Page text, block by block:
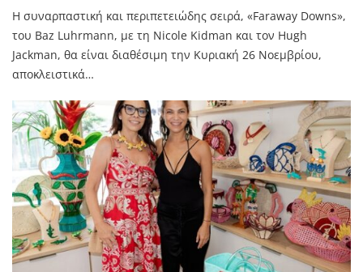
Η συναρπαστική και περιπετειώδης σειρά, «Faraway Downs»,
του Baz Luhrmann, με τη Nicole Kidman και τον Hugh
Jackman, θα είναι διαθέσιμη την Κυριακή 26 Νοεμβρίου,
αποκλειστικά…